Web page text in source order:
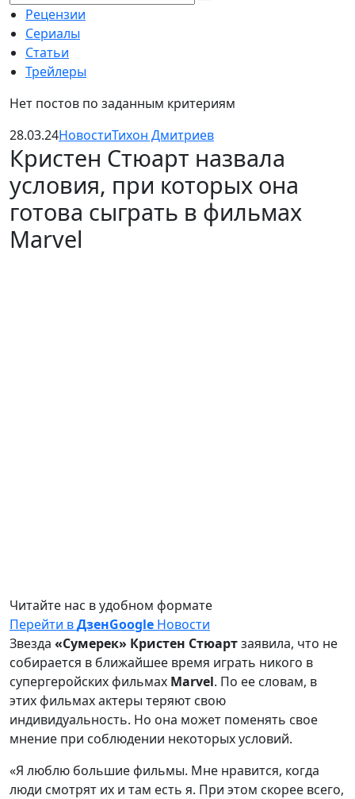
Рецензии
Сериалы
Статьи
Трейлеры
Нет постов по заданным критериям
28.03.24НовостиТихон Дмитриев
Кристен Стюарт назвала
условия, при которых она
готова сыграть в фильмах
Marvel
Читайте нас в удобном формате
Перейти вДзенGoogle Новости
Звезда «Сумерек» Кристен Стюартзаявила, что не
собирается в ближайшее время играть никого в
супергеройских фильмах Marvel. По ее словам, в
этих фильмах актеры теряют свою
индивидуальность. Но она может поменять свое
мнение при соблюдении некоторых условий.
«Я люблю большие фильмы. Мне нравится, когда
люди смотрят их и там есть я. При этом скорее всего,